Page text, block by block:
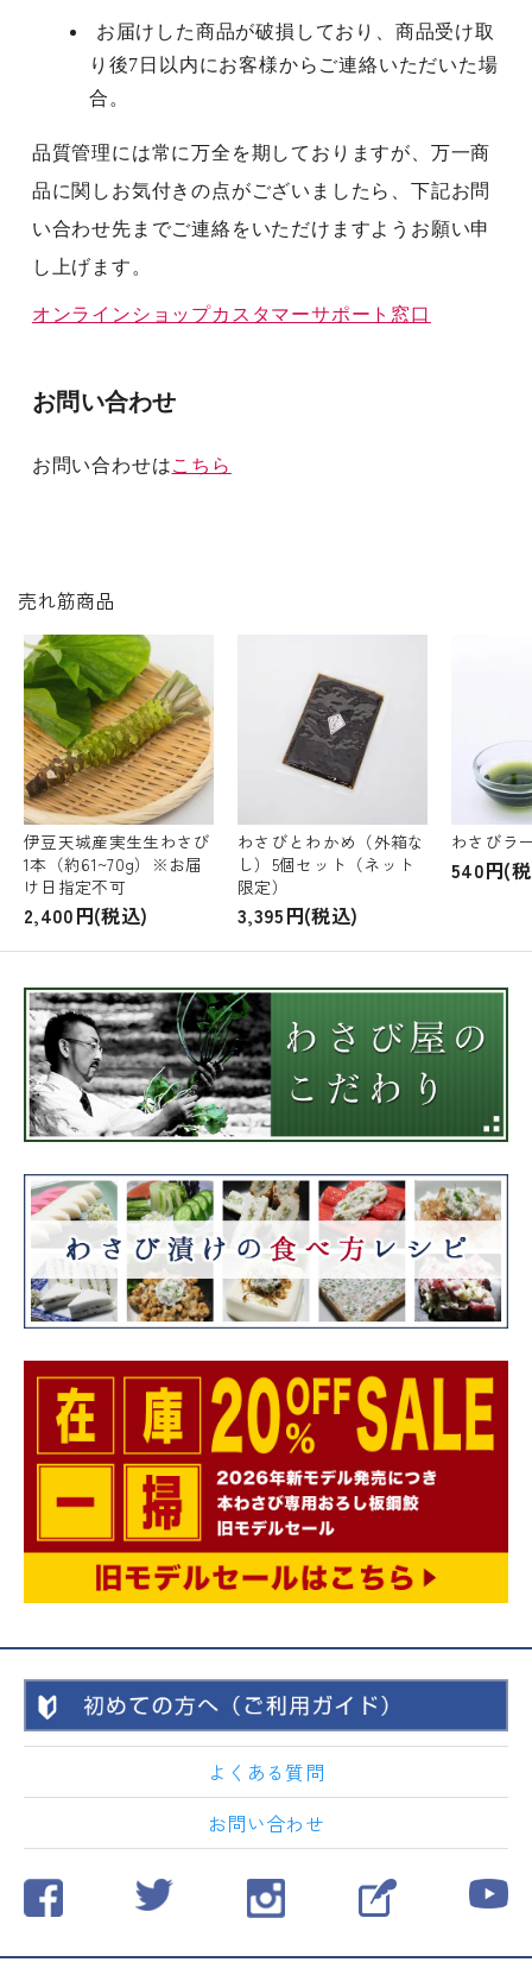
お届けした商品が破損しており、商品受け取
り後7日以内にお客様からご連絡いただいた場
合。
品質管理には常に万全を期しておりますが、万一商
品に関しお気付きの点がございましたら、下記お問
い合わせ先までご連絡をいただけますようお願い申
し上げます。
オンラインショップカスタマーサポート窓口
お問い合わせ
お問い合わせはこちら
売れ筋商品
伊豆天城産実生生わさび
1本（約61~70g）※お届
け日指定不可
2,400円(税込)
わさびとわかめ（外箱な
し）5個セット（ネット
限定）
3,395円(税込)
わさびラ
540円(
よくある質問
お問い合わせ